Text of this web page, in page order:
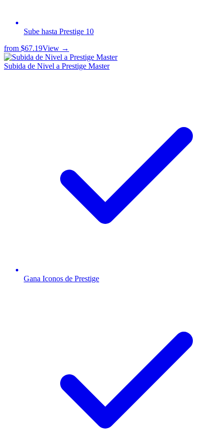
Sube hasta Prestige 10
from $67.19View →
Subida de Nivel a Prestige Master
Gana Iconos de Prestige